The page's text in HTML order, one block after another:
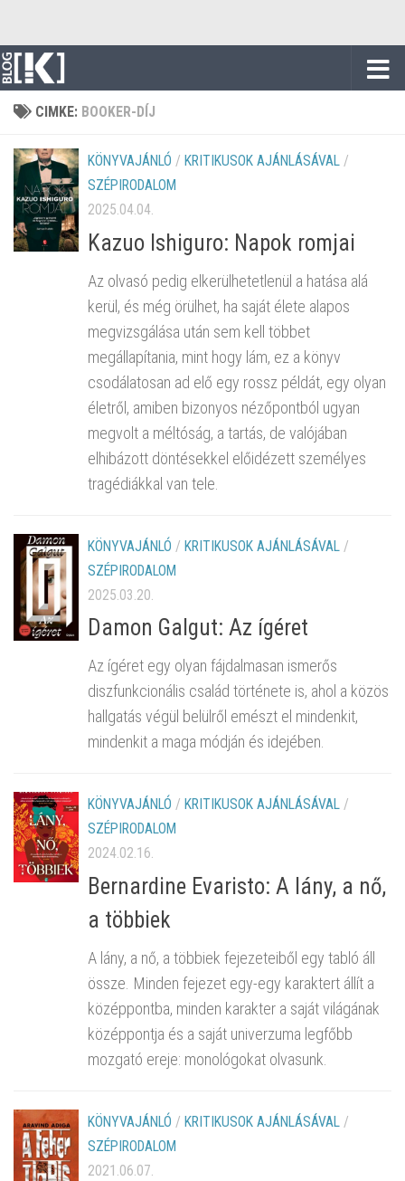
CIMKE: BOOKER-DÍJ
KÖNYVAJÁNLÓ / KRITIKUSOK AJÁNLÁSÁVAL /
SZÉPIRODALOM
2025.04.04.
Kazuo Ishiguro: Napok romjai
Az olvasó pedig elkerülhetetlenül a hatása alá
kerül, és még örülhet, ha saját élete alapos
megvizsgálása után sem kell többet
megállapítania, mint hogy lám, ez a könyv
csodálatosan ad elő egy rossz példát, egy olyan
életről, amiben bizonyos nézőpontból ugyan
megvolt a méltóság, a tartás, de valójában
elhibázott döntésekkel előidézett személyes
tragédiákkal van tele.
KÖNYVAJÁNLÓ / KRITIKUSOK AJÁNLÁSÁVAL /
SZÉPIRODALOM
2025.03.20.
Damon Galgut: Az ígéret
Az ígéret egy olyan fájdalmasan ismerős
diszfunkcionális család története is, ahol a közös
hallgatás végül belülről emészt el mindenkit,
mindenkit a maga módján és idejében.
KÖNYVAJÁNLÓ / KRITIKUSOK AJÁNLÁSÁVAL /
SZÉPIRODALOM
2024.02.16.
Bernardine Evaristo: A lány, a nő,
a többiek
A lány, a nő, a többiek fejezeteiből egy tabló áll
össze. Minden fejezet egy-egy karaktert állít a
középpontba, minden karakter a saját világának
középpontja és a saját univerzuma legfőbb
mozgató ereje: monológokat olvasunk.
KÖNYVAJÁNLÓ / KRITIKUSOK AJÁNLÁSÁVAL /
SZÉPIRODALOM
2021.06.07.